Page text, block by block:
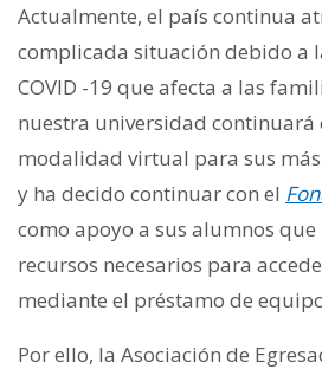
Actualmente, el país continua
complicada situación debido a
COVID -19 que afecta a las
nuestra universidad continuará
modalidad virtual para sus
y ha decido continuar con el
como apoyo a sus alumnos que
recursos necesarios para
mediante el préstamo de
Por ello, la Asociación de